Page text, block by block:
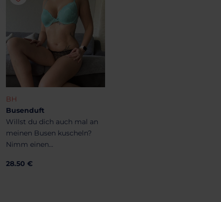
BH
Busenduft
Willst du dich auch mal an
meinen Busen kuscheln?
Nimm einen...
28.50 €